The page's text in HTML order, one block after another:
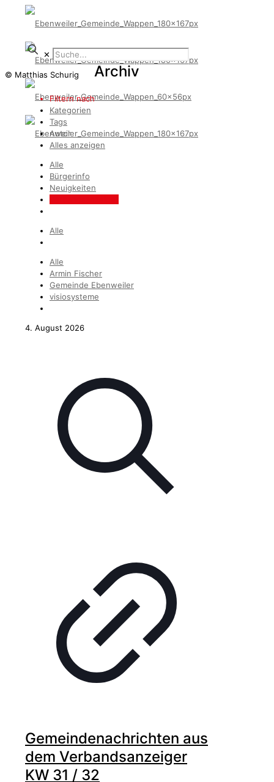
✕
© Matthias Schurig Archiv
Filtern nach
Kategorien
Tags
Autor
Alles anzeigen
Alle
Bürgerinfo
Neuigkeiten
Alle
Alle
Armin Fischer
Gemeinde Ebenweiler
visiosysteme
4. August 2026
Gemeindenachrichten aus
dem Verbandsanzeiger
KW 31 / 32